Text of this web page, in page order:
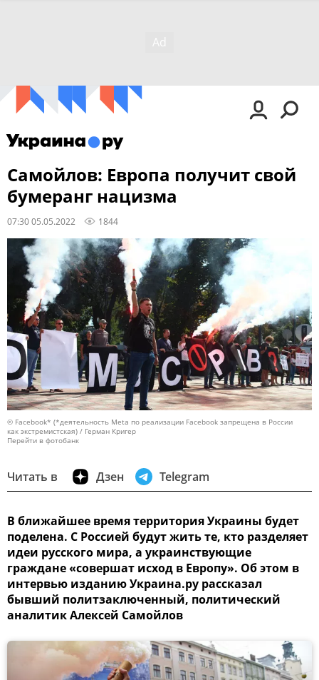
Самойлов: Европа получит свой
бумеранг нацизма
07:30 05.05.2022 1844
© Facebook* (*деятельность Meta по реализации Facebook запрещена в России
как экстремистская) / Герман Кригер
Перейти в фотобанк
Читать в Дзен Telegram
В ближайшее время территория Украины будет
поделена. С Россией будут жить те, кто разделяет
идеи русского мира, а украинствующие
граждане «совершат исход в Европу». Об этом в
интервью изданию Украина.ру рассказал
бывший политзаключенный, политический
аналитик Алексей Самойлов